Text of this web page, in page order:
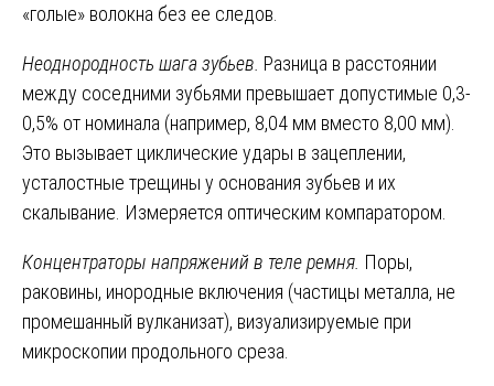
«голые» волокна без ее следов.
Неоднородность шага зубьев. Разница в расстоянии
между соседними зубьями превышает допустимые 0,3-
0,5% от номинала (например, 8,04 мм вместо 8,00 мм).
Это вызывает циклические удары в зацеплении,
усталостные трещины у основания зубьев и их
скалывание. Измеряется оптическим компаратором.
Концентраторы напряжений в теле ремня. Поры,
раковины, инородные включения (частицы металла, не
промешанный вулканизат), визуализируемые при
микроскопии продольного среза.